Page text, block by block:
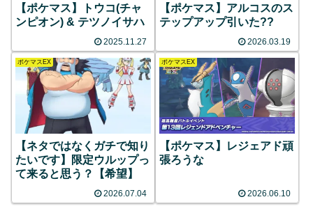
【ポケマス】トウコ(チャ
ンピオン) & テツノイサハ
2025.11.27
【ポケマス】アルコスのス
テップアップ引いた??
2026.03.19
ポケマスEX
【ネタではなくガチで知り
たいです】限定ウルップっ
て来ると思う？【希望】
2026.07.04
ポケマスEX
【ポケマス】レジェアド頑
張ろうな
2026.06.10